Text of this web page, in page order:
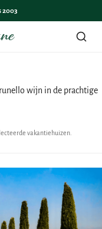
2003
wijn in de prachtige
vakantiehuizen.